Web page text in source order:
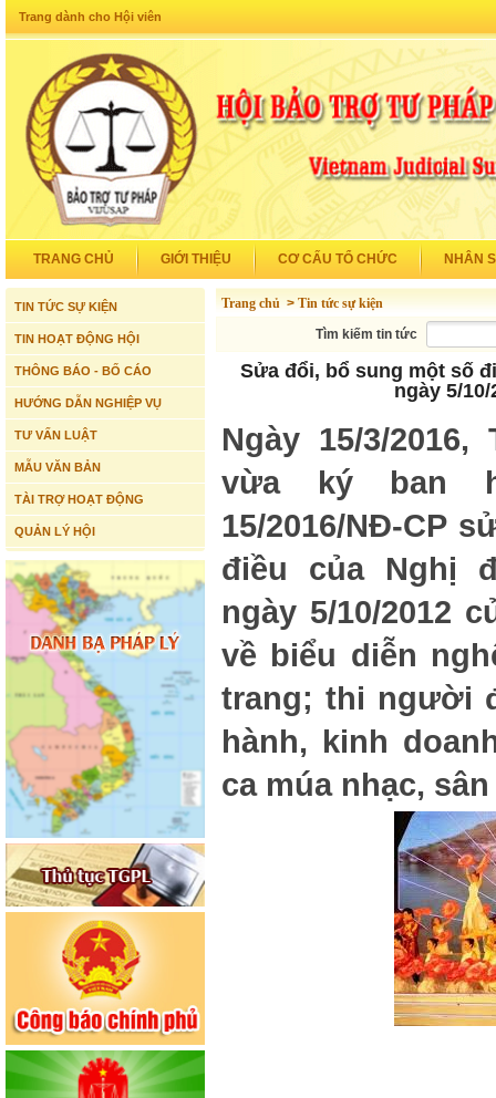
Trang dành cho Hội viên
TRANG CHỦ GIỚI THIỆU CƠ CẤU TỔ CHỨC NHÂN
TIN TỨC SỰ KIỆN
TIN HOẠT ĐỘNG HỘI
THÔNG BÁO - BỐ CÁO
HƯỚNG DẪN NGHIỆP VỤ
TƯ VẤN LUẬT
MẪU VĂN BẢN
TÀI TRỢ HOẠT ĐỘNG
QUẢN LÝ HỘI
Trang chủ > Tin tức sự kiện
Tìm kiếm tin tức
Sửa đổi, bổ sung một số
ngày 5/
Ngày 15/3/
vừa ký ban
15/2016/NĐ-CP
điều của Nghị
ngày 5/10/2012
về biểu diễn
trang; thi người
hành, kinh
ca múa nhạc,